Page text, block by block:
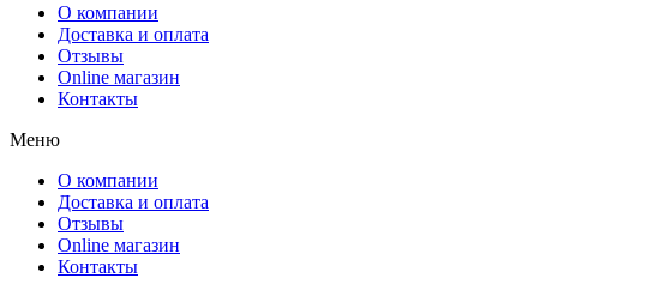
О компании
Доставка и оплата
Отзывы
Online магазин
Контакты
Меню
О компании
Доставка и оплата
Отзывы
Online магазин
Контакты